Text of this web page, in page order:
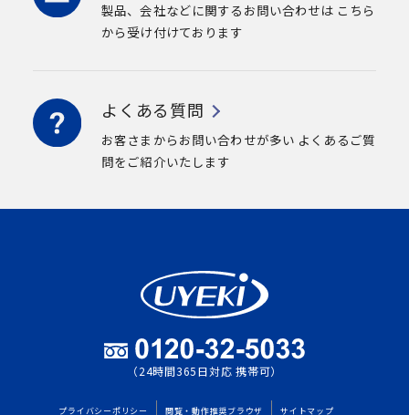
製品、会社などに関するお問い合わせは こちら
から受け付けております
よくある質問
お客さまからお問い合わせが多い よくあるご質
問をご紹介いたします
（24時間365日対応 携帯可）
プライバシーポリシー 閲覧・動作推奨ブラウザ サイトマップ